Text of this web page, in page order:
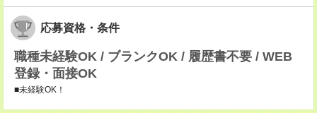
応募資格・条件
職種未経験OK / ブランクOK / 履歴書不要 / WEB
登録・面接OK
■未経験OK！